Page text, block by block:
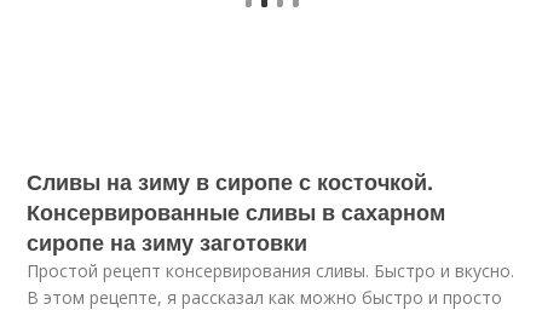
Сливы на зиму в сиропе с косточкой.
Консервированные сливы в сахарном
сиропе на зиму заготовки
Простой рецепт консервирования сливы. Быстро и вкусно.
В этом рецепте, я рассказал как можно быстро и просто